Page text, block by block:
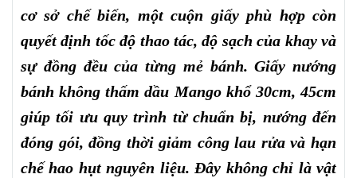
cơ sở chế biến, một cuộn giấy phù hợp còn
quyết định tốc độ thao tác, độ sạch của khay và
sự đồng đều của từng mẻ bánh. Giấy nướng
bánh không thấm dầu Mango khổ 30cm, 45cm
giúp tối ưu quy trình từ chuẩn bị, nướng đến
đóng gói, đồng thời giảm công lau rửa và hạn
chế hao hụt nguyên liệu. Đây không chỉ là vật